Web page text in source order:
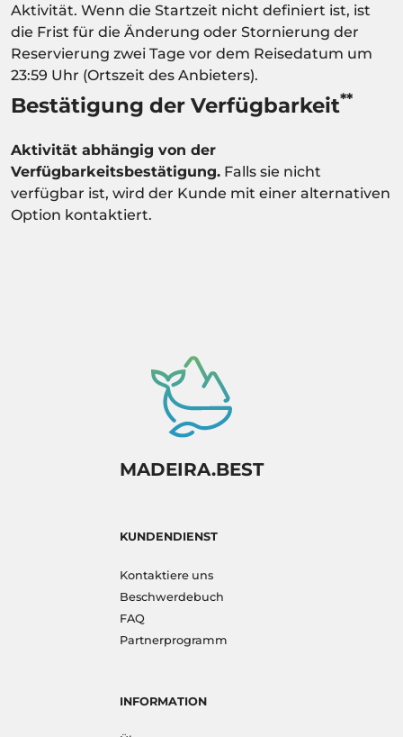
Aktivität. Wenn die Startzeit nicht definiert ist, ist
die Frist für die Änderung oder Stornierung der
Reservierung zwei Tage vor dem Reisedatum um
23:59 Uhr (Ortszeit des Anbieters).
Bestätigung der Verfügbarkeit**
Aktivität abhängig von der
Verfügbarkeitsbestätigung. Falls sie nicht
verfügbar ist, wird der Kunde mit einer alternativen
Option kontaktiert.
MADEIRA.BEST
KUNDENDIENST
Kontaktiere uns
Beschwerdebuch
FAQ
Partnerprogramm
INFORMATION